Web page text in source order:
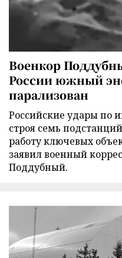
Военкор
России южный
парализован
Российские удары по
строя семь
работу ключевых
заявил военный
Поддубный.